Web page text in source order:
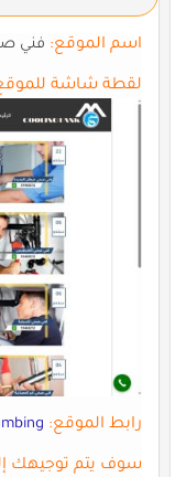
اسم الموقع:فني
لقطة شاشة للموقع بتاريخ
رابط الموقع:
سوف يتم توجيهك إلى